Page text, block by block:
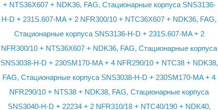
+ NTS36X607 + NDK36, FAG, Стационарные корпуса SNS3136-
H-D + 231S.607-MA + 2 NFR300/10 + NTC36X607 + NDK36, FAG,
Стационарные корпуса SNS3136-H-D + 231S.607-MA + 2
NFR300/10 + NTS36X607 + NDK36, FAG, Стационарные корпуса
SNS3038-H-D + 230SM170-MA + 4 NFR290/10 + NTC38 + NDK38,
FAG, Стационарные корпуса SNS3038-H-D + 230SM170-MA + 4
NFR290/10 + NTS38 + NDK38, FAG, Стационарные корпуса
SNS3040-H-D + 22234 + 2 NFR310/18 + NTC40/190 + NDK40,